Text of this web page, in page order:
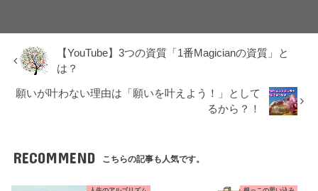
【YouTube】3つの資質「1番Magicianの資質」と
は？
願いが叶わない理由は「願いを叶えよう！」として
るから？！
RECOMMEND こちらの記事も人気です。